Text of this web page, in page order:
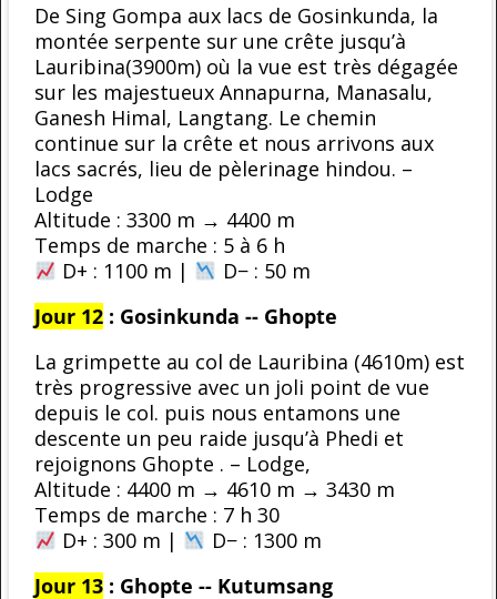
De Sing Gompa aux lacs de Gosinkunda, la
montée serpente sur une crête jusqu’à
Lauribina(3900m) où la vue est très dégagée
sur les majestueux Annapurna, Manasalu,
Ganesh Himal, Langtang. Le chemin
continue sur la crête et nous arrivons aux
lacs sacrés, lieu de pèlerinage hindou. –
Lodge
Altitude : 3300 m → 4400 m
Temps de marche : 5 à 6 h
D+ : 1100 m |
D− : 50 m
Jour 12: Gosinkunda -- Ghopte
La grimpette au col de Lauribina (4610m) est
très progressive avec un joli point de vue
depuis le col. puis nous entamons une
descente un peu raide jusqu’à Phedi et
rejoignons Ghopte . – Lodge,
Altitude : 4400 m → 4610 m → 3430 m
Temps de marche : 7 h 30
D+ : 300 m |
D− : 1300 m
Jour 13: Ghopte -- Kutumsang